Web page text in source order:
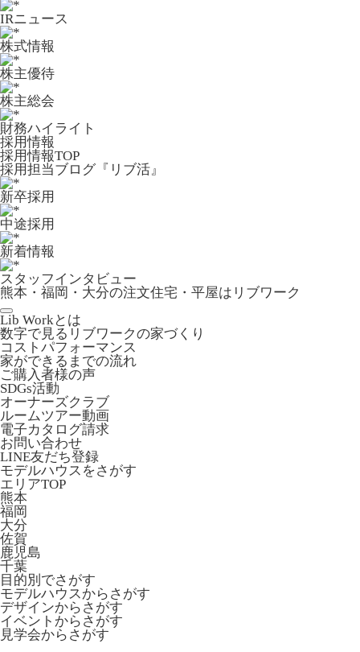
IRニュース
株式情報
株主優待
株主総会
財務ハイライト
採用情報
採用情報TOP
採用担当ブログ『リブ活』
新卒採用
中途採用
新着情報
スタッフインタビュー
熊本・福岡・大分の注文住宅・平屋はリブワーク
Lib Workとは
数字で見るリブワークの家づくり
コストパフォーマンス
家ができるまでの流れ
ご購入者様の声
SDGs活動
オーナーズクラブ
ルームツアー動画
電子カタログ請求
お問い合わせ
LINE友だち登録
モデルハウスをさがす
エリアTOP
熊本
福岡
大分
佐賀
鹿児島
千葉
目的別でさがす
モデルハウスからさがす
デザインからさがす
イベントからさがす
見学会からさがす